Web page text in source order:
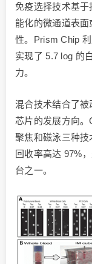
免疫选择技术基
能化的微通道表
性。Prism Chip
实现了 5.7 log 的
力。
混合技术结合了
芯片的发展方向
聚焦和磁泳三种
回收率高达 97%
台之一。